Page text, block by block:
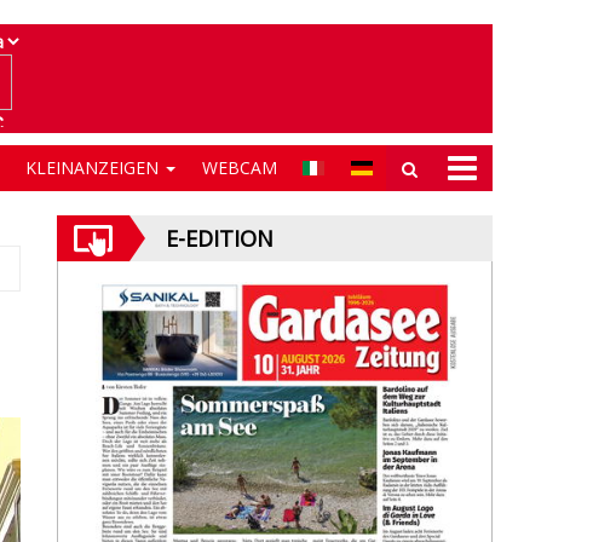
KLEINANZEIGEN WEBCAM
E-EDITION